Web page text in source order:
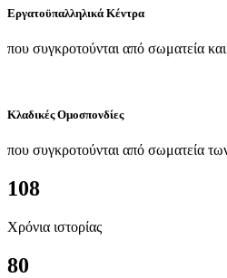
Εργατοϋπαλληλικά Κέντρα
που συγκροτούνται από σωματεία
Κλαδικές Ομοσπονδίες
που συγκροτούνται από σωματεία
108
Χρόνια ιστορίας
80